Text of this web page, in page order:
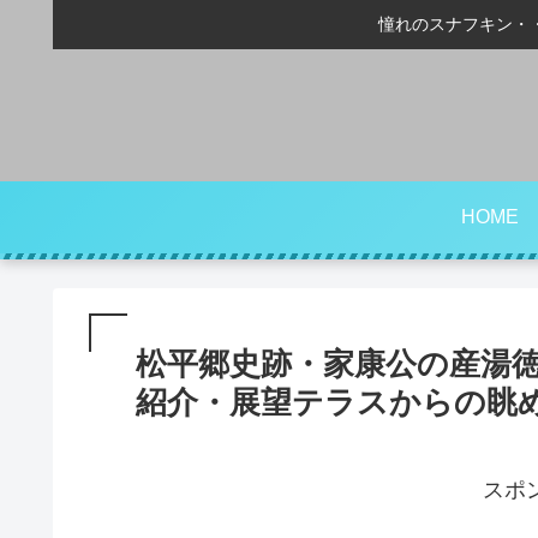
憧れのスナフキン・
HOME
松平郷史跡・家康公の産湯
紹介・展望テラスからの眺
スポ